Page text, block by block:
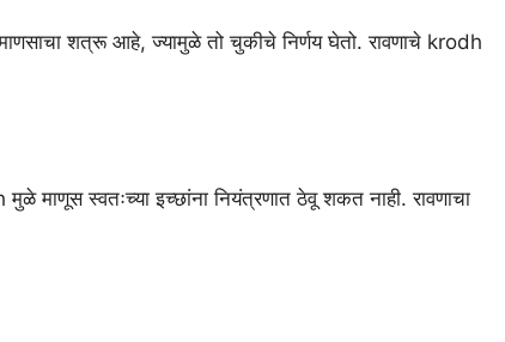
शत्रू आहे, ज्यामुळे तो चुकीचे निर्णय घेतो. रावणाचे krodh
माणूस स्वतःच्या इच्छांना नियंत्रणात ठेवू शकत नाही. रावणाचा